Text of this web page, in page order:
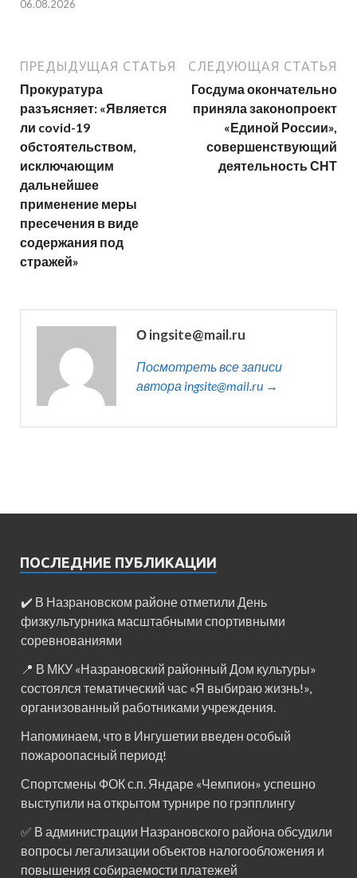
06.08.2026
ПРЕДЫДУЩАЯ СТАТЬЯ
Прокуратура
разъясняет: «Является
ли covid-19
обстоятельством,
исключающим
дальнейшее
применение меры
пресечения в виде
содержания под
стражей»
СЛЕДУЮЩАЯ СТАТЬЯ
Госдума окончательно
приняла законопроект
«Единой России»,
совершенствующий
деятельность СНТ
О ingsite@mail.ru
Посмотреть все записи
автора ingsite@mail.ru →
ПОСЛЕДНИЕ ПУБЛИКАЦИИ
✔️ В Назрановском районе отметили День
физкультурника масштабными спортивными
соревнованиями
📍 В МКУ «Назрановский районный Дом культуры»
состоялся тематический час «Я выбираю жизнь!»,
организованный работниками учреждения.
Напоминаем, что в Ингушетии введен особый
пожароопасный период!⁣⁣⠀
Спортсмены ФОК с.п. Яндаре «Чемпион» успешно
выступили на открытом турнире по грэпплингу
✅ В администрации Назрановского района обсудили
вопросы легализации объектов налогообложения и
повышения собираемости платежей